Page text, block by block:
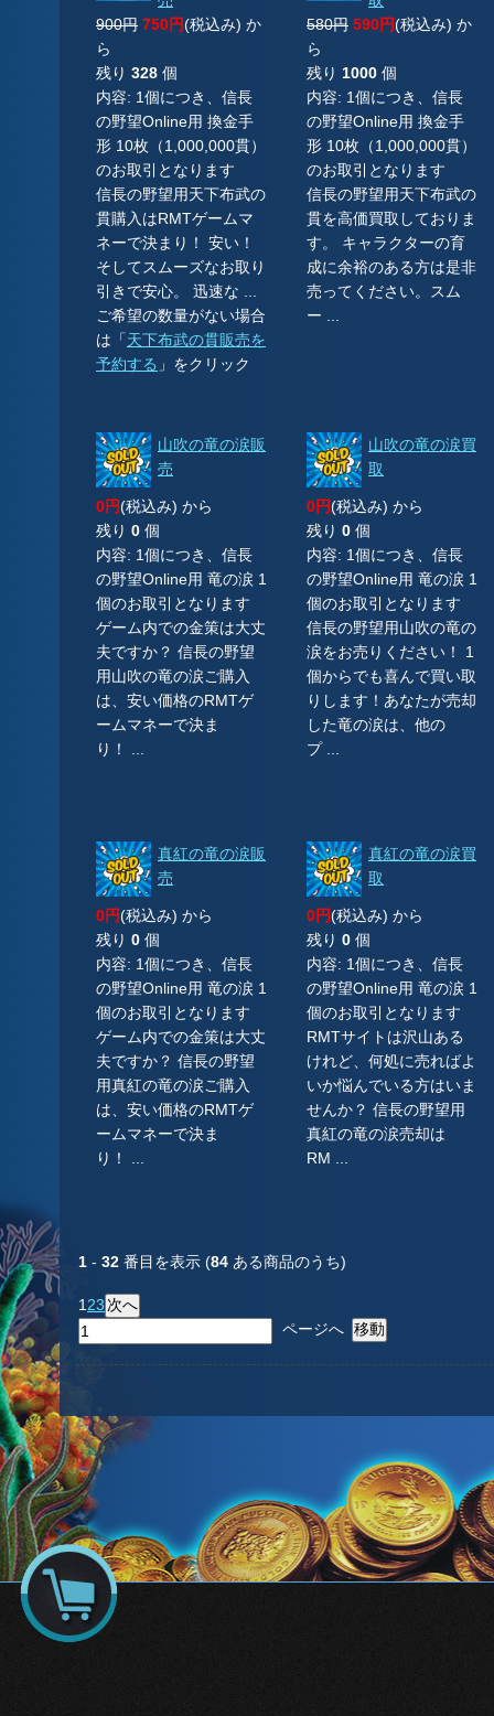
900円 750円(税込み) か
ら
残り 328 個
内容: 1個につき、信長
の野望Online用 換金手
形 10枚（1,000,000貫）
のお取引となります
信長の野望用天下布武の
貫購入はRMTゲームマ
ネーで決まり！ 安い！
そしてスムーズなお取り
引きで安心。 迅速な ...
ご希望の数量がない場合
は「天下布武の貫販売を
予約する 」をクリック
580円 590円(税込み) か
ら
残り 1000 個
内容: 1個につき、信長
の野望Online用 換金手
形 10枚（1,000,000貫）
のお取引となります
信長の野望用天下布武の
貫を高価買取しておりま
す。 キャラクターの育
成に余裕のある方は是非
売ってください。スム
ー ...
山吹の竜の涙販
売
0円(税込み) から
残り 0 個
内容: 1個につき、信長
の野望Online用 竜の涙 1
個のお取引となります
ゲーム内での金策は大丈
夫ですか？ 信長の野望
用山吹の竜の涙ご購入
は、安い価格のRMTゲ
ームマネーで決ま
り！ ...
山吹の竜の涙買
取
0円(税込み) から
残り 0 個
内容: 1個につき、信長
の野望Online用 竜の涙 1
個のお取引となります
信長の野望用山吹の竜の
涙をお売りください！ 1
個からでも喜んで買い取
りします！あなたが売却
した竜の涙は、他の
プ ...
真紅の竜の涙販
売
0円(税込み) から
残り 0 個
内容: 1個につき、信長
の野望Online用 竜の涙 1
個のお取引となります
ゲーム内での金策は大丈
夫ですか？ 信長の野望
用真紅の竜の涙ご購入
は、安い価格のRMTゲ
ームマネーで決ま
り！ ...
真紅の竜の涙買
取
0円(税込み) から
残り 0 個
内容: 1個につき、信長
の野望Online用 竜の涙 1
個のお取引となります
RMTサイトは沢山ある
けれど、何処に売ればよ
いか悩んでいる方はいま
せんか？ 信長の野望用
真紅の竜の涙売却は
RM ...
1 - 32 番目を表示 (84 ある商品のうち)
123
ページへ